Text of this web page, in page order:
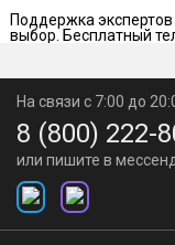
Поддержка экспертов
выбор. Бесплатный
На связи с 7:00 до
8 (800) 222-
или пишите в